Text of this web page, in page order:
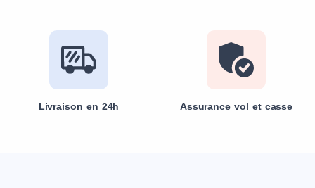
Livraison en 24h Assurance vol et casse